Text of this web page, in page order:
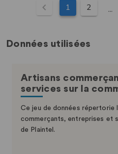
Données utilisées
Artisans
services sur la
Ce jeu de données répertorie
commerçants, entreprises et
de Plaintel.